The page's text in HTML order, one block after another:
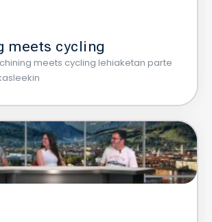
meets cycling
meets cycling lehiaketan parte